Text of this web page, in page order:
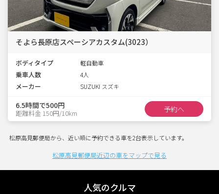
そよら長原店スペーシアカスタム(3023）
ボディタイプ 軽自動車
乗車人数 4人
メーカー SUZUKI スズキ
6.5時間で500円
距離料金 150円/10km 予約へ
松原高見郵便局から、近い順に予約できる車を2台表示しています。
松原高見郵便局近辺の車をマップで見る
人気のクルマ